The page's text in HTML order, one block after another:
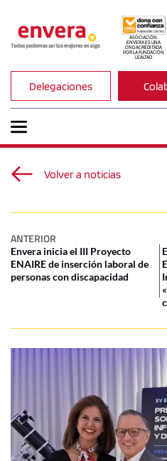
ASOCIACIÓN
ENVERA ES UNA
ONG ACREDITADA
POR LA FUNDACIÓN
LEALTAD
Delegaciones
Volver a noticias
ANTERIOR
Envera inicia el III Proyecto
ENAIRE de inserción laboral de
personas con discapacidad